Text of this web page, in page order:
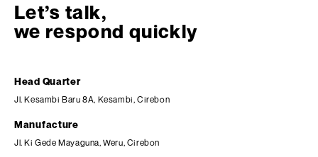
Let’s talk,
we respond quickly
Head Quarter
Jl. Kesambi Baru 8A, Kesambi, Cirebon
Manufacture
Jl. Ki Gede Mayaguna, Weru, Cirebon